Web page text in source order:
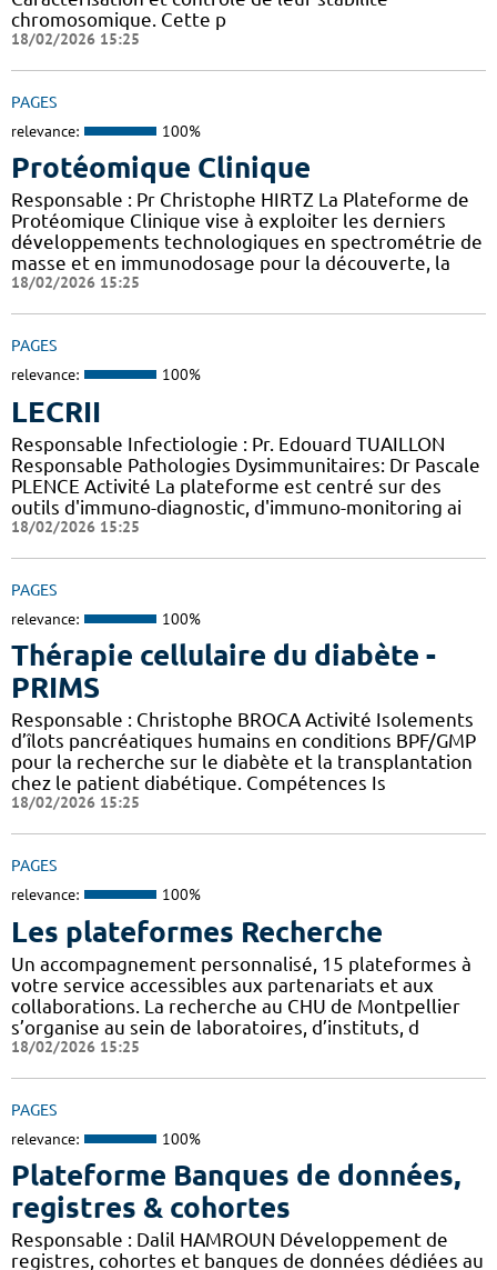
chromosomique. Cette p
18/02/2026 15:25
PAGES
relevance: 100%
Protéomique Clinique
Responsable : Pr Christophe HIRTZ La Plateforme de
Protéomique Clinique vise à exploiter les derniers
développements technologiques en spectrométrie de
masse et en immunodosage pour la découverte, la
18/02/2026 15:25
PAGES
relevance: 100%
LECRII
Responsable Infectiologie : Pr. Edouard TUAILLON
Responsable Pathologies Dysimmunitaires: Dr Pascale
PLENCE Activité La plateforme est centré sur des
outils d'immuno-diagnostic, d'immuno-monitoring ai
18/02/2026 15:25
PAGES
relevance: 100%
Thérapie cellulaire du diabète -
PRIMS
Responsable : Christophe BROCA Activité Isolements
d’îlots pancréatiques humains en conditions BPF/GMP
pour la recherche sur le diabète et la transplantation
chez le patient diabétique. Compétences Is
18/02/2026 15:25
PAGES
relevance: 100%
Les plateformes Recherche
Un accompagnement personnalisé, 15 plateformes à
votre service accessibles aux partenariats et aux
collaborations. La recherche au CHU de Montpellier
s’organise au sein de laboratoires, d’instituts, d
18/02/2026 15:25
PAGES
relevance: 100%
Plateforme Banques de données,
registres & cohortes
Responsable : Dalil HAMROUN Développement de
registres, cohortes et banques de données dédiées au